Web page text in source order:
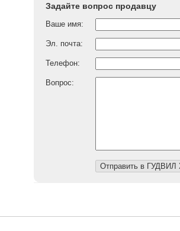
Задайте вопрос продавцу
Ваше имя:
Эл. почта:
Телефон:
Вопрос: